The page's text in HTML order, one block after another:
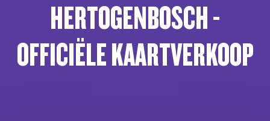
HERTOGENBOSCH -
OFFICIËLE KAARTVERKOOP